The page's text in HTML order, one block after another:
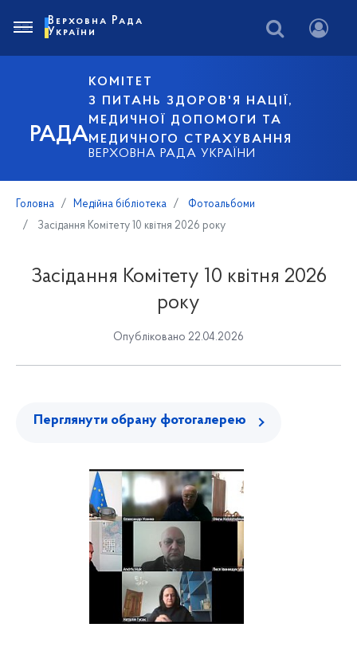
РАДА
КОМІТЕТ
З ПИТАНЬ ЗДОРОВ'Я НАЦІЇ,
МЕДИЧНОЇ ДОПОМОГИ ТА
МЕДИЧНОГО СТРАХУВАННЯ
ВЕРХОВНА РАДА УКРАЇНИ
Верховна Рада
України
Головна Медійна бібліотека
Фотоальбоми
Засідання Комітету 10 квітня 2026 року
Засідання Комітету 10 квітня 2026
року
Опубліковано 22.04.2026
Перглянути обрану фотогалерею